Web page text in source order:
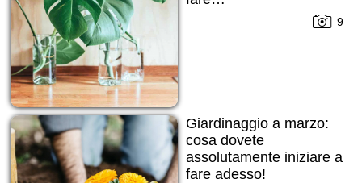
9
Giardinaggio a marzo:
cosa dovete
assolutamente iniziare a
fare adesso!